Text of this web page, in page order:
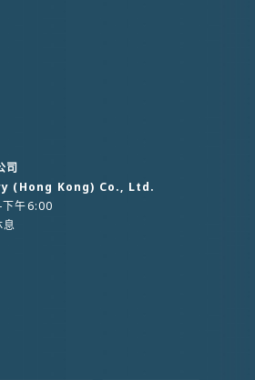
司
(Hong Kong) Co., Ltd.
午6:00
息